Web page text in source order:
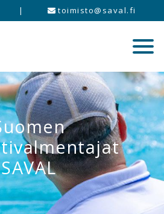
| toimisto@saval.fi
SAVAL